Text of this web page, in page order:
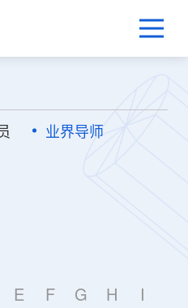
业界导师
E F G H
I